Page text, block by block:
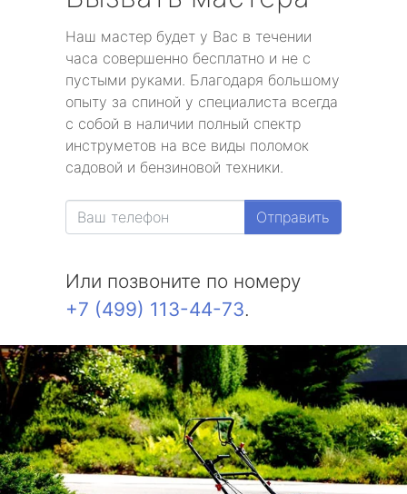
Наш мастер будет у Вас в течении
часа совершенно бесплатно и не с
пустыми руками. Благодаря большому
опыту за спиной у специалиста всегда
с собой в наличии полный спектр
инструметов на все виды поломок
садовой и бензиновой техники.
Отправить
Или позвоните по номеру
+7 (499) 113-44-73.